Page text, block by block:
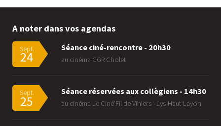
A noter dans vos agendas
Sept.
24
Séance ciné-rencontre - 20h30
au cinéma CGR Cholet
Sept.
25
Séance réservées aux collègiens - 14h30
au cinéma Le Ciné'Fil de Vihiers - Lys-Haut-Layon